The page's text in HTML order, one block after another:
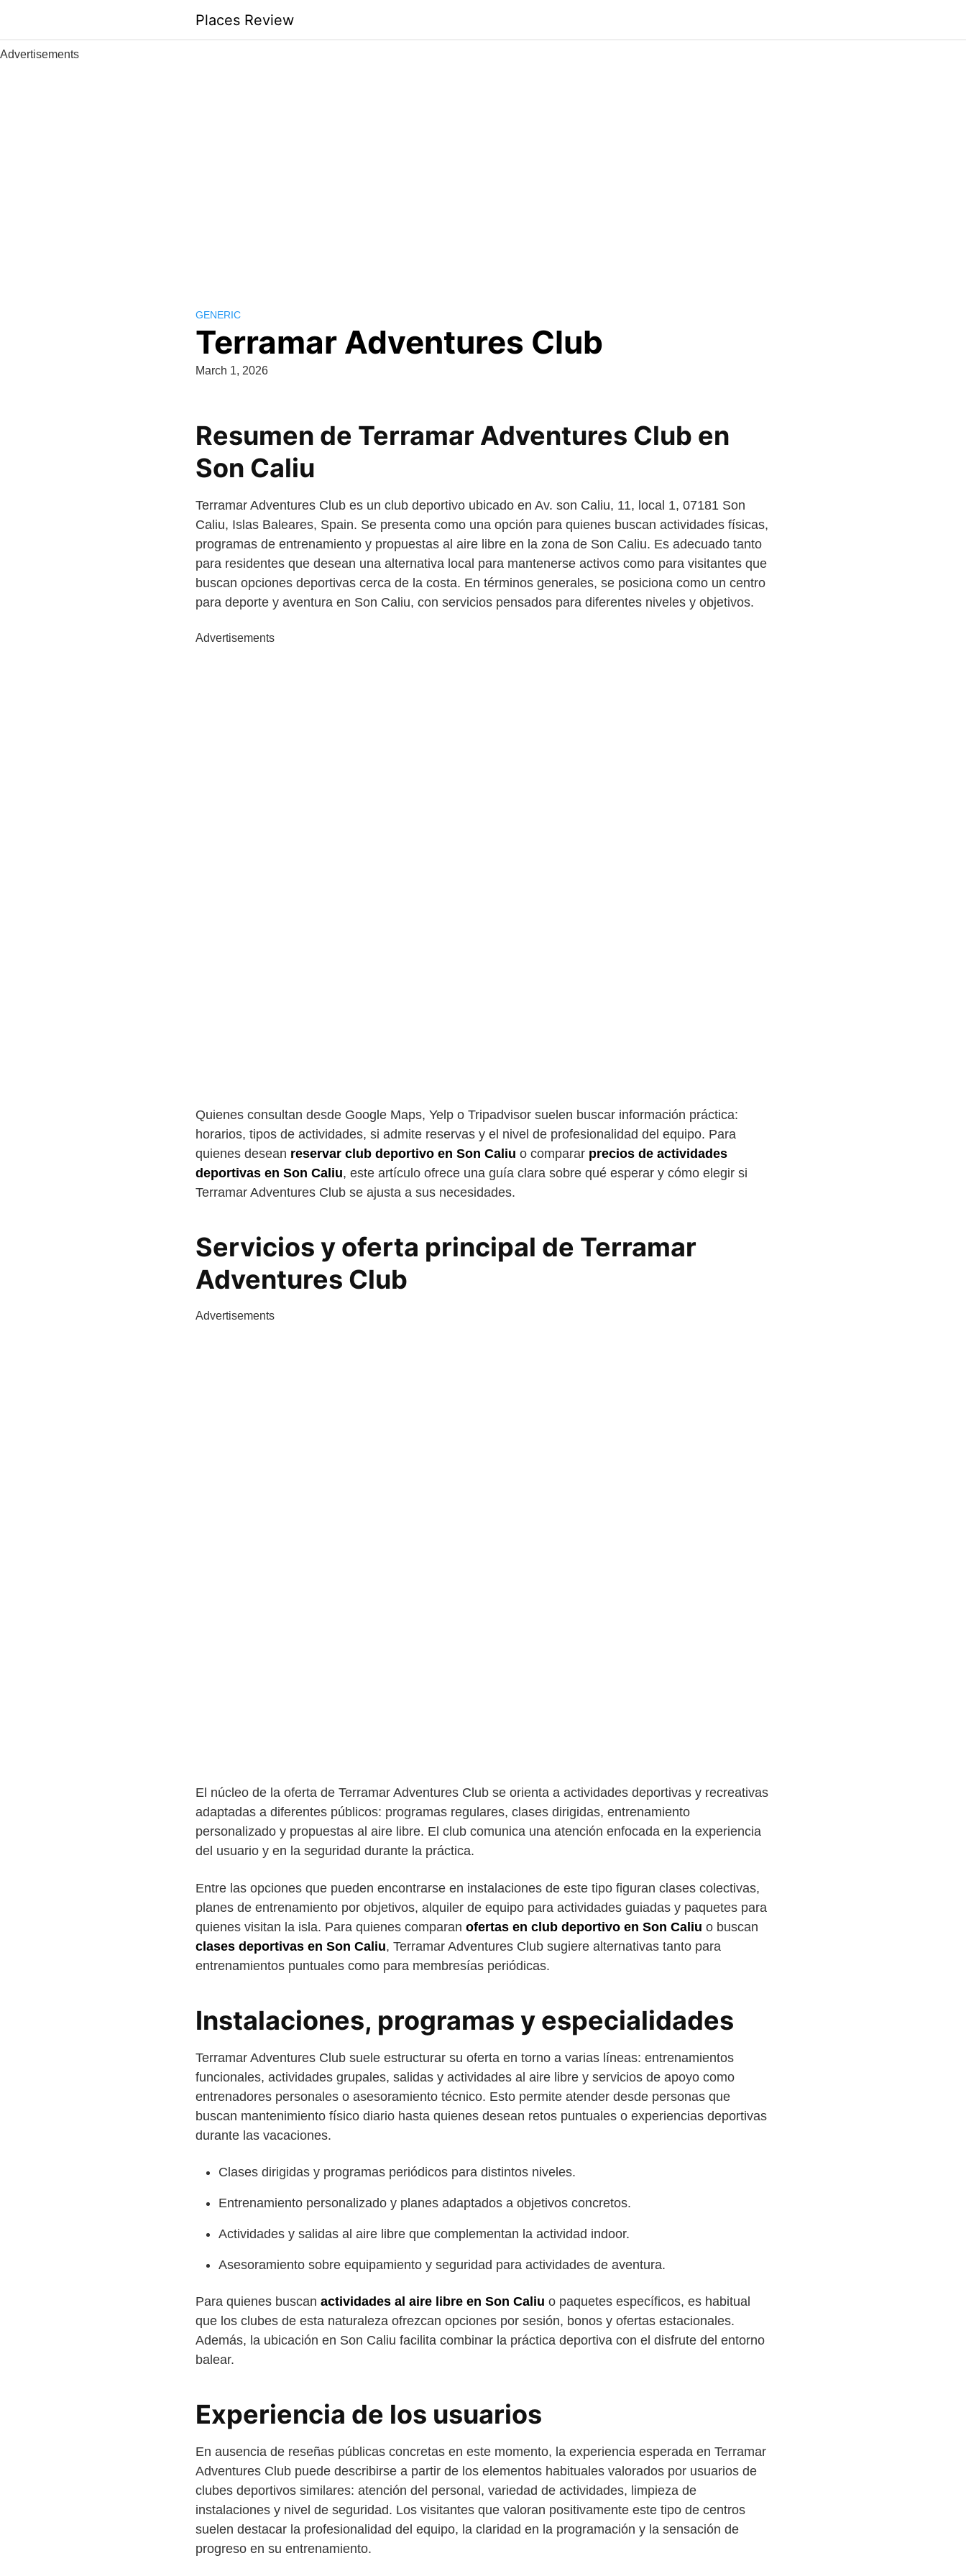
content
Places Review
Advertisements
GENERIC
Terramar Adventures Club
March 1, 2026
Resumen de Terramar Adventures Club en
Son Caliu
Terramar Adventures Club es un club deportivo ubicado en Av. son Caliu, 11, local 1, 07181 Son
Caliu, Islas Baleares, Spain. Se presenta como una opción para quienes buscan actividades físicas,
programas de entrenamiento y propuestas al aire libre en la zona de Son Caliu. Es adecuado tanto
para residentes que desean una alternativa local para mantenerse activos como para visitantes que
buscan opciones deportivas cerca de la costa. En términos generales, se posiciona como un centro
para deporte y aventura en Son Caliu, con servicios pensados para diferentes niveles y objetivos.
Advertisements
Quienes consultan desde Google Maps, Yelp o Tripadvisor suelen buscar información práctica:
horarios, tipos de actividades, si admite reservas y el nivel de profesionalidad del equipo. Para
quienes desean reservar club deportivo en Son Caliu o comparar precios de actividades
deportivas en Son Caliu, este artículo ofrece una guía clara sobre qué esperar y cómo elegir si
Terramar Adventures Club se ajusta a sus necesidades.
Servicios y oferta principal de Terramar
Adventures Club
Advertisements
El núcleo de la oferta de Terramar Adventures Club se orienta a actividades deportivas y recreativas
adaptadas a diferentes públicos: programas regulares, clases dirigidas, entrenamiento
personalizado y propuestas al aire libre. El club comunica una atención enfocada en la experiencia
del usuario y en la seguridad durante la práctica.
Entre las opciones que pueden encontrarse en instalaciones de este tipo figuran clases colectivas,
planes de entrenamiento por objetivos, alquiler de equipo para actividades guiadas y paquetes para
quienes visitan la isla. Para quienes comparan ofertas en club deportivo en Son Caliu o buscan
clases deportivas en Son Caliu, Terramar Adventures Club sugiere alternativas tanto para
entrenamientos puntuales como para membresías periódicas.
Instalaciones, programas y especialidades
Terramar Adventures Club suele estructurar su oferta en torno a varias líneas: entrenamientos
funcionales, actividades grupales, salidas y actividades al aire libre y servicios de apoyo como
entrenadores personales o asesoramiento técnico. Esto permite atender desde personas que
buscan mantenimiento físico diario hasta quienes desean retos puntuales o experiencias deportivas
durante las vacaciones.
Clases dirigidas y programas periódicos para distintos niveles.
Entrenamiento personalizado y planes adaptados a objetivos concretos.
Actividades y salidas al aire libre que complementan la actividad indoor.
Asesoramiento sobre equipamiento y seguridad para actividades de aventura.
Para quienes buscan actividades al aire libre en Son Caliu o paquetes específicos, es habitual
que los clubes de esta naturaleza ofrezcan opciones por sesión, bonos y ofertas estacionales.
Además, la ubicación en Son Caliu facilita combinar la práctica deportiva con el disfrute del entorno
balear.
Experiencia de los usuarios
En ausencia de reseñas públicas concretas en este momento, la experiencia esperada en Terramar
Adventures Club puede describirse a partir de los elementos habituales valorados por usuarios de
clubes deportivos similares: atención del personal, variedad de actividades, limpieza de
instalaciones y nivel de seguridad. Los visitantes que valoran positivamente este tipo de centros
suelen destacar la profesionalidad del equipo, la claridad en la programación y la sensación de
progreso en su entrenamiento.